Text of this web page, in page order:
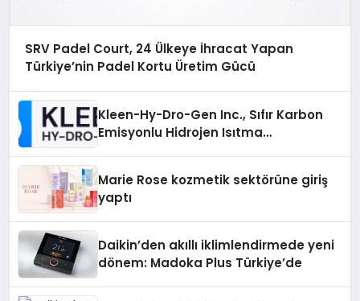
SRV Padel Court, 24 Ülkeye İhracat Yapan
Türkiye’nin Padel Kortu Üretim Gücü
Kleen-Hy-Dro-Gen Inc., Sıfır Karbon
Emisyonlu Hidrojen Isıtma
Marie Rose kozmetik sektörüne giriş
yaptı
Daikin’den akıllı iklimlendirmede yeni
dönem: Madoka Plus Türkiye’de